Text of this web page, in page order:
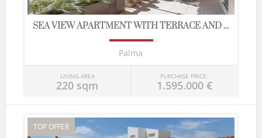
SEA VIEW APARTMENT WITH TERRACE AND ...
Palma
LIVING AREA
220 sqm
PURCHASE PRICE:
1.595.000 €
TOP OFFER